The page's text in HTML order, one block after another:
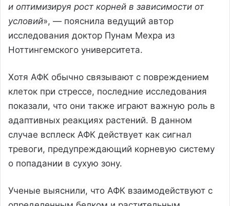
и оптимизируя рост корней в зависимости от
условий», — пояснила ведущий автор
исследования доктор Пунам Мехра из
Ноттингемского университета.
Хотя АФК обычно связывают с повреждением
клеток при стрессе, последние исследования
показали, что они также играют важную роль в
адаптивных реакциях растений. В данном
случае всплеск АФК действует как сигнал
тревоги, предупреждающий корневую систему
о попадании в сухую зону.
Ученые выяснили, что АФК взаимодействуют с